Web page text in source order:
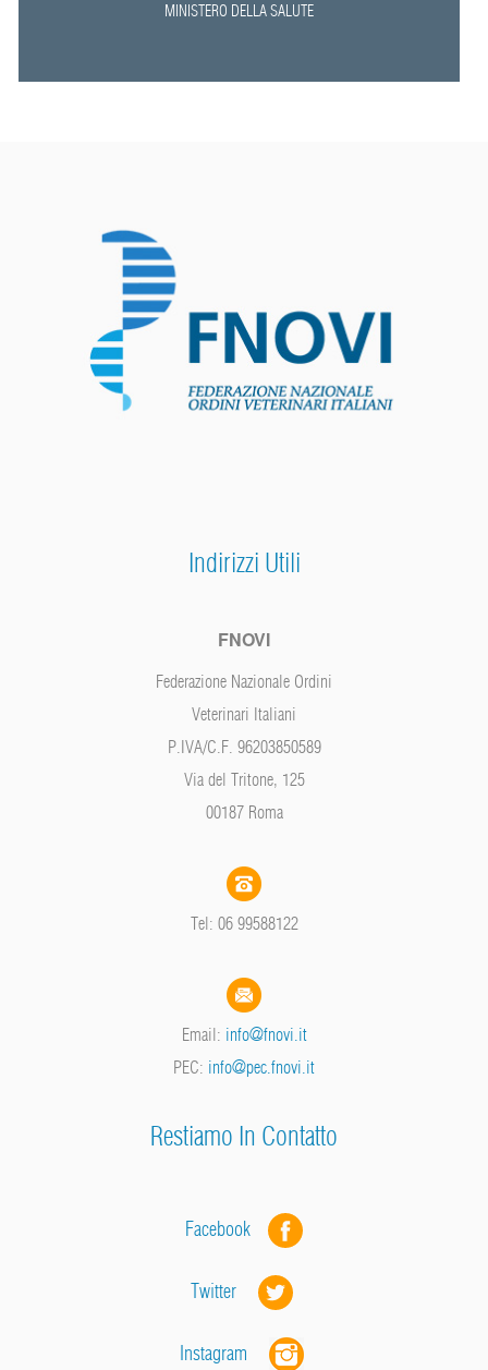
MINISTERO DELLA SALUTE
Indirizzi Utili
FNOVI
Federazione Nazionale Ordini
Veterinari Italiani
P.IVA/C.F. 96203850589
Via del Tritone, 125
00187 Roma
Tel: 06 99588122
Email: info@fnovi.it
PEC: info@pec.fnovi.it
Restiamo In Contatto
Facebook
Twitter
Instagram